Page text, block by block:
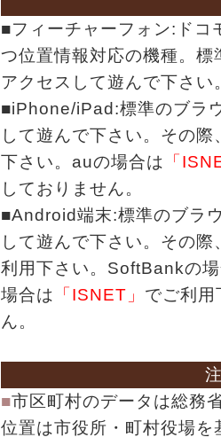
■フィーチャーフォン:ド
つ位置情報対応の機種。
アクセスして遊んで下さい
■iPhone/iPad:標準のブラ
して遊んで下さい。その
下さい。auの場合は 「
しておりません。
■Android端末:標準のブラ
して遊んで下さい。その
利用下さい。SoftBankの
場合は 「ISNET」 でご利
ん。
■市区町村のデータは総務
位置は市役所・町村役場